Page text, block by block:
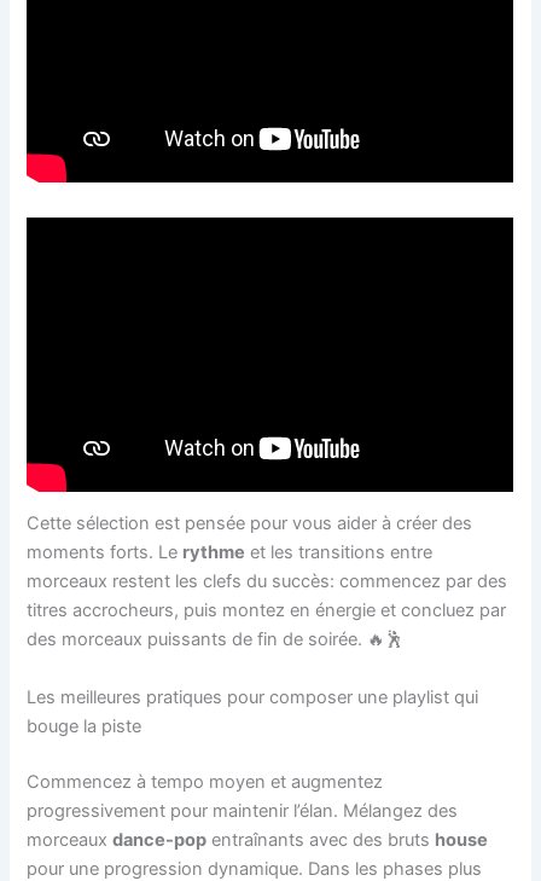
Cette sélection est pensée pour vous aider à créer des
moments forts. Le rythme et les transitions entre
morceaux restent les clefs du succès: commencez par des
titres accrocheurs, puis montez en énergie et concluez par
des morceaux puissants de fin de soirée. 🔥🕺
Les meilleures pratiques pour composer une playlist qui
bouge la piste
Commencez à tempo moyen et augmentez
progressivement pour maintenir l’élan. Mélangez des
morceauxdance-pop entraînants avec des bruts house
pour une progression dynamique. Dans les phases plus